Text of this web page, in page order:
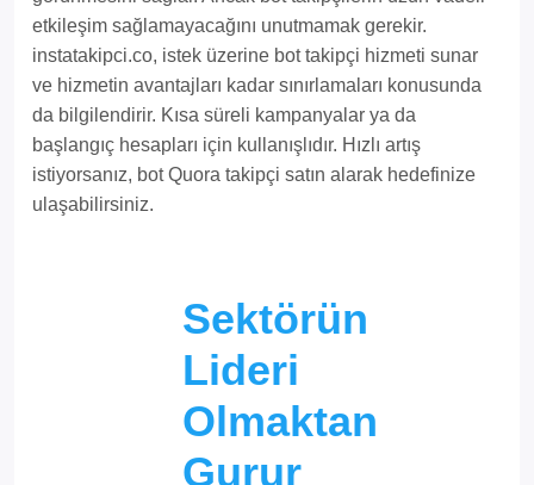
etkileşim sağlamayacağını unutmamak gerekir.
instatakipci.co, istek üzerine bot takipçi hizmeti sunar
ve hizmetin avantajları kadar sınırlamaları konusunda
da bilgilendirir. Kısa süreli kampanyalar ya da
başlangıç hesapları için kullanışlıdır. Hızlı artış
istiyorsanız, bot Quora takipçi satın alarak hedefinize
ulaşabilirsiniz.
Sektörün
Lideri
Olmaktan
Gurur